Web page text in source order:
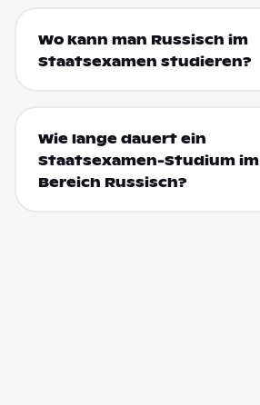
Wo kann man Russisch im
Staatsexamen studieren?
Wie lange dauert ein
Staatsexamen-Studium im
Bereich Russisch?